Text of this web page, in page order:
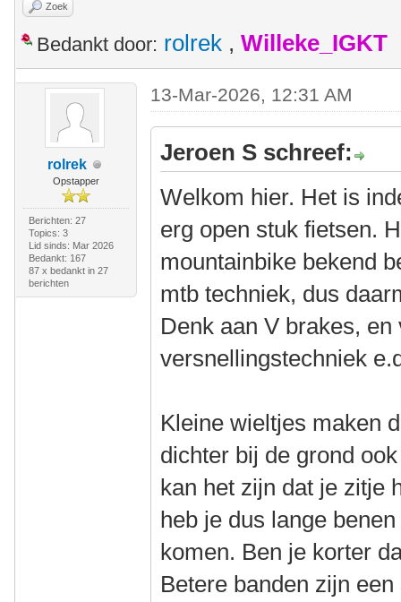
Zoek
Bedankt door: rolrek , Willeke_IGKT
rolrek
Opstapper
Berichten: 27
Topics: 3
Lid sinds: Mar 2026
Bedankt: 167
87 x bedankt in 27
berichten
13-Mar-2026, 12:31 AM
Jeroen S schreef:
Welkom hier. Het is
erg open stuk fietsen.
mountainbike bekend
mtb techniek, dus
Denk aan V brakes, en
versnellingstechniek
Kleine wieltjes maken
dichter bij de grond
kan het zijn dat je zitje
heb je dus lange
komen. Ben je korter
Betere banden zijn